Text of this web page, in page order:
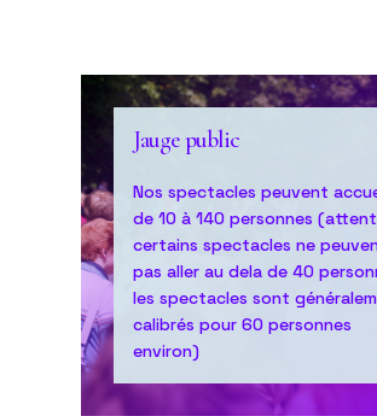
Jauge public
Nos spectacles peuvent
de 10 à 140 personnes
certains spectacles ne
pas aller au dela de 40
les spectacles sont
calibrés pour 60 personnes
environ)